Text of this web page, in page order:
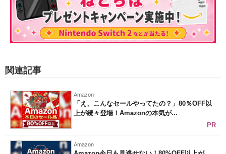
関連記事
Amazon
「え、こんなセールやってたの？」80％OFF以
上が続々登場！Amazonの本気が...
PR
Amazon